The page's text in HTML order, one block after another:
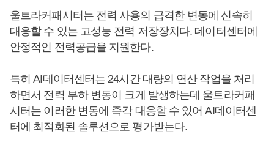
울트라커패시터는 전력 사용의 급격한 변동에 신속히
대응할 수 있는 고성능 전력 저장장치다. 데이터센터에
안정적인 전력공급을 지원한다.
특히 AI데이터센터는 24시간 대량의 연산 작업을 처리
하면서 전력 부하 변동이 크게 발생하는데 울트라커패
시터는 이러한 변동에 즉각 대응할 수 있어 AI데이터센
터에 최적화된 솔루션으로 평가받는다.